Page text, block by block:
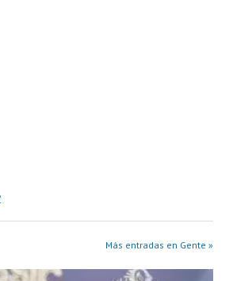
Más entradas en Gente »